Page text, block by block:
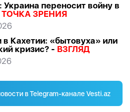
переносит войну в
ТОЧКА ЗРЕНИЯ
Кахетии: «бытовуха» или
кризис? - ВЗГЛЯД
в Telegram-канале Vesti.az